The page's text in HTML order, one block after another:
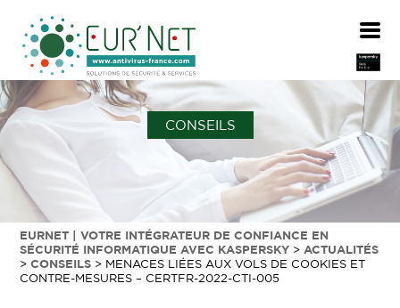
CONSEILS
EURNET | VOTRE INTÉGRATEUR DE CONFIANCE EN
SÉCURITÉ INFORMATIQUE AVEC KASPERSKY >ACTUALITÉS
>CONSEILS > MENACES LIÉES AUX VOLS DE COOKIES ET
CONTRE-MESURES – CERTFR-2022-CTI-005